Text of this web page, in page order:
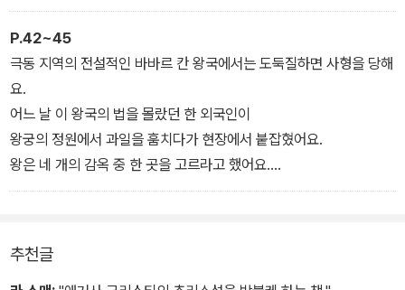
2. 아내는 남편 곁에 앉아서 책을 읽어요.
3. 갑자기 남편이 자리에서 일어나더니 집 안의 모든 불을 껐어요.
4. 아내는 아무런 반응도 하지 않고 어둠 속에서 계속 책을 읽었어요.
옆집에서는 대체 무슨 일이 벌어진 걸까요?
P.42~45
극동 지역의 전설적인 바바르 칸 왕국에서는 도둑질하면 사형을 당해
요.
어느 날 이 왕국의 법을 몰랐던 한 외국인이
왕궁의 정원에서 과일을 훔치다가 현장에서 붙잡혔어요.
왕은 네 개의 감옥 중 한 곳을 고르라고 했어요.
감옥을 잘 선택하면 사형을 면할 수 있다고 해요.
2. ‘호랑이 감옥’ : 일 년 동안 아무것도 먹지 못한 호랑이 네 마리가
추천글